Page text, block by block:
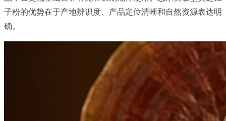
子粉的优势在于产地辨识度、产品定位清晰和自然资源表达明
确。